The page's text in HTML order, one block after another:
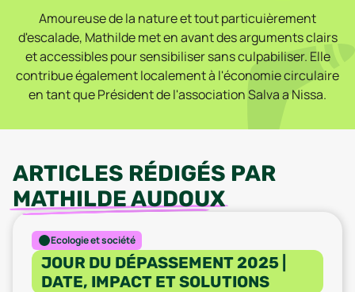
Amoureuse de la nature et tout particuièrement
d'escalade, Mathilde met en avant des arguments clairs
et accessibles pour sensibiliser sans culpabiliser. Elle
contribue également localement à l'économie circulaire
en tant que Président de l'association Salva a Nissa.
ARTICLES RÉDIGÉS PAR
MATHILDE AUDOUX
Ecologie et société
JOUR DU DÉPASSEMENT 2025 |
DATE, IMPACT ET SOLUTIONS